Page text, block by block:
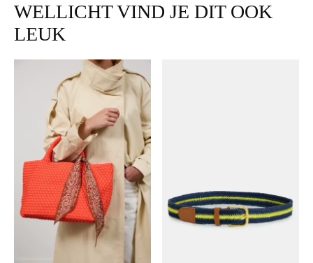
WELLICHT VIND JE DIT OOK
LEUK